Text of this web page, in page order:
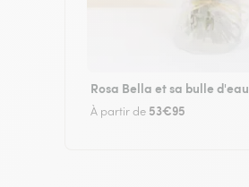
Rosa Bella et sa bulle d'eau
À partir de 53€95